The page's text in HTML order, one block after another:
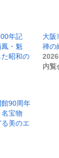
年記
・魁
昭和の
大阪
禅の
内覧
90周年
宝物
美のエ